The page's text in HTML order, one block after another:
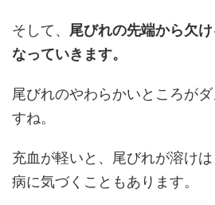
そして、 尾びれの先端から欠
なっていきます。
尾びれのやわらかいところが
すね。
充血が軽いと、尾びれが溶け
病に気づくこともあります。